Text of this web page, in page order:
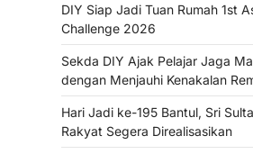
DIY Siap Jadi Tuan Rumah 1st
Challenge 2026
Sekda DIY Ajak Pelajar Jaga
dengan Menjauhi Kenakalan
Hari Jadi ke-195 Bantul, Sri
Rakyat Segera Direalisasikan